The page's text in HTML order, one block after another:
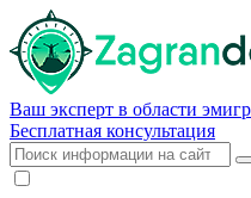
Ваш эксперт в области
Бесплатная консультация